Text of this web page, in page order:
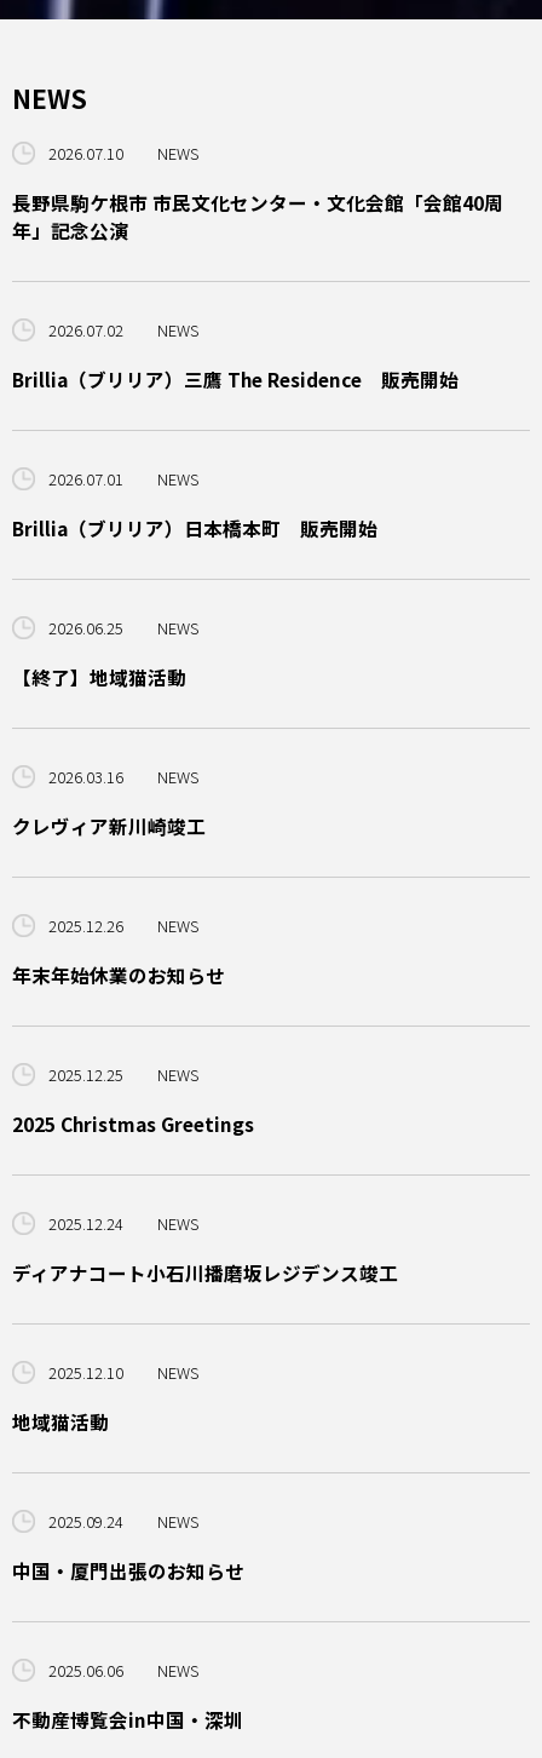
NEWS
2026.07.10 NEWS
長野県駒ケ根市 市民文化センター・文化会館「会館40周
年」記念公演
2026.07.02 NEWS
Brillia（ブリリア）三鷹 The Residence 販売開始
2026.07.01 NEWS
Brillia（ブリリア）日本橋本町 販売開始
2026.06.25 NEWS
【終了】地域猫活動
2026.03.16 NEWS
クレヴィア新川崎竣工
2025.12.26 NEWS
年末年始休業のお知らせ
2025.12.25 NEWS
2025 Christmas Greetings
2025.12.24 NEWS
ディアナコート小石川播磨坂レジデンス竣工
2025.12.10 NEWS
地域猫活動
2025.09.24 NEWS
中国・厦門出張のお知らせ
2025.06.06 NEWS
不動産博覧会in中国・深圳